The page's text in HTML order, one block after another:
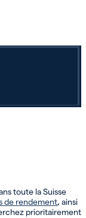
toute la Suisse
de rendement, ainsi
prioritairement